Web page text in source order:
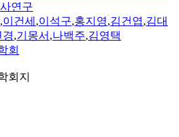
연구
,이건세 ,이석구,홍지영,김건엽,김대
경,기몽서 ,나백주,김영택
회
회지